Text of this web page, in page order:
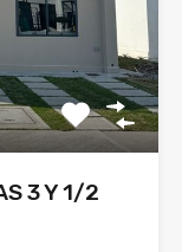
3 Y 1/2